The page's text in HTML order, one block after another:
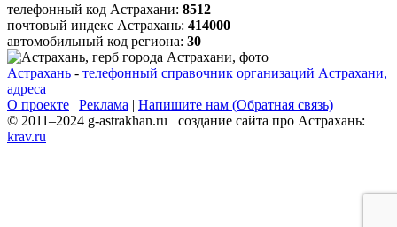
телефонный код Астрахани: 8512
почтовый индекс Астрахань: 414000
автомобильный код региона: 30
Астрахань - телефонный справочник организаций Астрахани,
адреса
О проекте | Реклама | Напишите нам (Обратная связь)
© 2011–2024 g-astrakhan.ru создание сайта про Астрахань:
krav.ru